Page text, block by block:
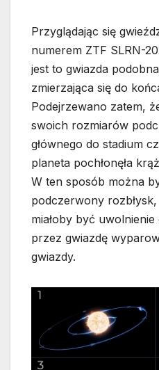
Przyglądając się
numerem ZTF SLRN-
jest to gwiazda
zmierzająca się do
Podejrzewano zatem,
swoich rozmiarów
głównego do stadium
planeta pochłonęła
W ten sposób można
podczerwony
miałoby być
przez gwiazdę
gwiazdy.